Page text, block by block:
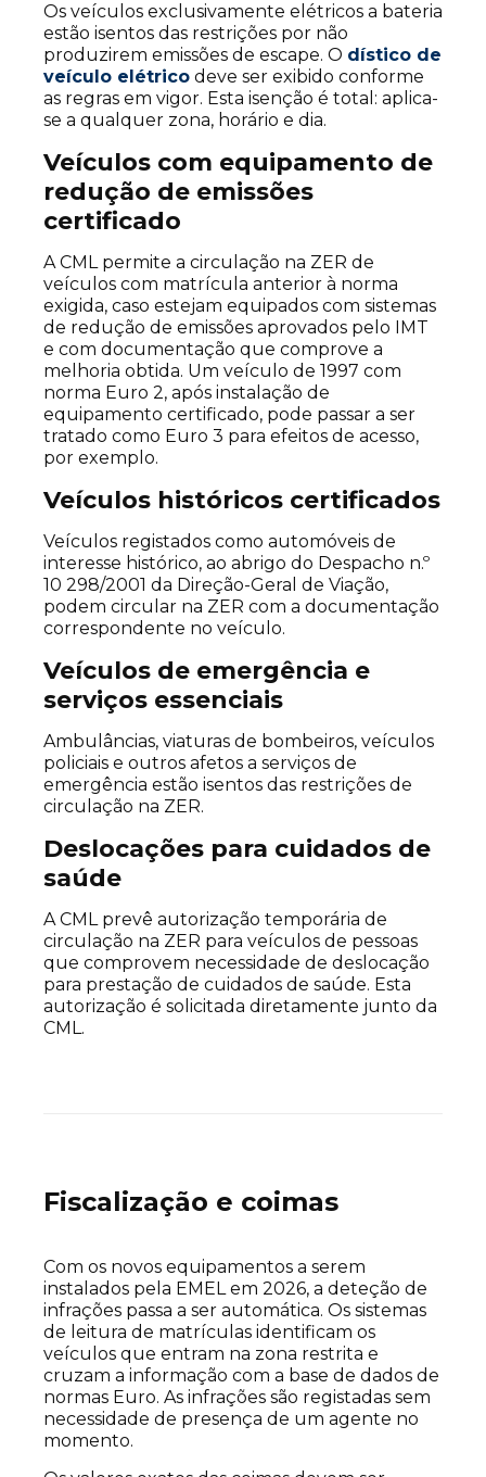
Os veículos exclusivamente elétricos a bateria
estão isentos das restrições por não
produzirem emissões de escape. O dístico de
veículo elétrico deve ser exibido conforme
as regras em vigor. Esta isenção é total: aplica-
se a qualquer zona, horário e dia.
Veículos com equipamento de
redução de emissões
certificado
A CML permite a circulação na ZER de
veículos com matrícula anterior à norma
exigida, caso estejam equipados com sistemas
de redução de emissões aprovados pelo IMT
e com documentação que comprove a
melhoria obtida. Um veículo de 1997 com
norma Euro 2, após instalação de
equipamento certificado, pode passar a ser
tratado como Euro 3 para efeitos de acesso,
por exemplo.
Veículos históricos certificados
Veículos registados como automóveis de
interesse histórico, ao abrigo do Despacho n.º
10 298/2001 da Direção-Geral de Viação,
podem circular na ZER com a documentação
correspondente no veículo.
Veículos de emergência e
serviços essenciais
Ambulâncias, viaturas de bombeiros, veículos
policiais e outros afetos a serviços de
emergência estão isentos das restrições de
circulação na ZER.
Deslocações para cuidados de
saúde
A CML prevê autorização temporária de
circulação na ZER para veículos de pessoas
que comprovem necessidade de deslocação
para prestação de cuidados de saúde. Esta
autorização é solicitada diretamente junto da
CML.
Fiscalização e coimas
Com os novos equipamentos a serem
instalados pela EMEL em 2026, a deteção de
infrações passa a ser automática. Os sistemas
de leitura de matrículas identificam os
veículos que entram na zona restrita e
cruzam a informação com a base de dados de
normas Euro. As infrações são registadas sem
necessidade de presença de um agente no
momento.